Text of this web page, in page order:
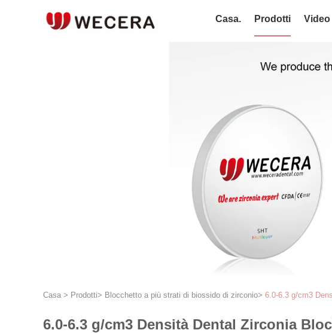
Casa. Prodotti Video
Casa > Prodotti> Blocchetto a più strati di biossido di zirconio> 6.0-6.3 g/cm3
6.0-6.3 g/cm3 Densità Dental Zirconia